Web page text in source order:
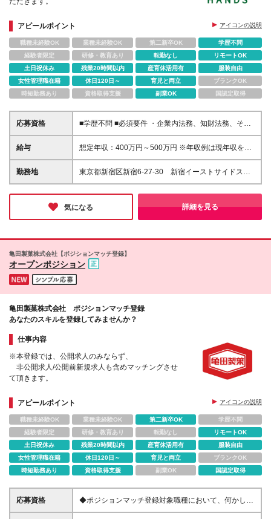
アピールポイント アイコンの説明
職種未経験OK 業種未経験OK 第二新卒OK
学歴不問
経験者限定
研修・教育あり 転勤なし
リモートOK
土日祝休み
残業20時間以内 産育休活用有
服装自由
女性管理職在籍
休日120日～ 育児と両立
ブランクOK
時短勤務あり
資格取得支援 副業OK 国認定取得
応募資格
■学歴不問 ■必須要件 ・企業内法務、知財法務、それ
に類似するリーガル業務の経験3年以上 ・法学部また
は法科大学院出身 ・小売業や「ハンズ」の業態・商
となく、各部門（バイヤー、店舗、販促部門等）に寄
り添い、共に解決策を探れるコミュニケーション能
向上心・チャレンジ精神がある方
給与
想定年収：400万円～500万円 ※年収例は現年収を考
慮し、弊社規定により決定いたします。 ※試用期間3
ヶ月間の待遇・給与・福利厚生の差異はありません。
勤務地
東京都新宿区新宿6-27-30 新宿イーストサイドスク
エアWest3階 (変更の範囲)上記を除く当社関連勤務地
気になる 詳細を見る
亀田製菓株式会社【ポジションマッチ登録】
オープンポジション
亀田製菓株式会社 ポジションマッチ登録
あなたのスキルを登録してみませんか？
仕事内容
※本登録では、公開求人のみならず、
非公開求人/公開前新規求人も含めマッチングさせ
て頂きます。
アピールポイント アイコンの説明
職種未経験OK 業種未経験OK 第二新卒OK
学歴不問
経験者限定
研修・教育あり 転勤なし
リモートOK
土日祝休み
残業20時間以内 産育休活用有
服装自由
女性管理職在籍
休日120日～ 育児と両立
ブランクOK
時短勤務あり
資格取得支援 副業OK 国認定取得
応募資格
◆ポジションマッチ登録対象職種において、何かしら
の知識・経験を有する方